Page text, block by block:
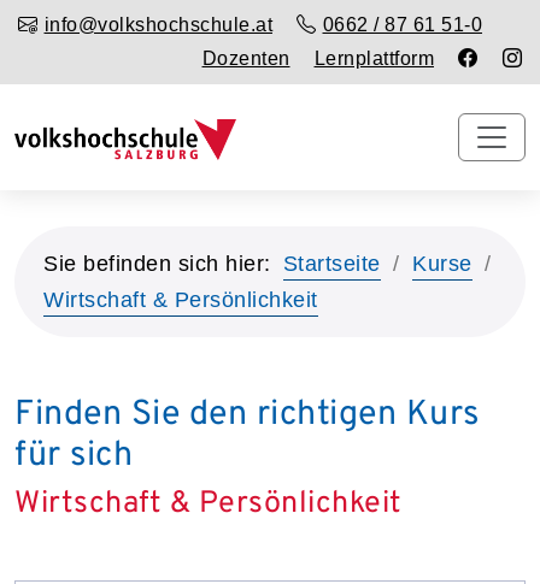
info@volkshochschule.at
0662 / 87 61 51-0
Dozenten
Lernplattform
Sie befinden sich hier: Startseite
Kurse
Wirtschaft & Persönlichkeit
Finden Sie den richtigen Kurs
für sich
Wirtschaft & Persönlichkeit